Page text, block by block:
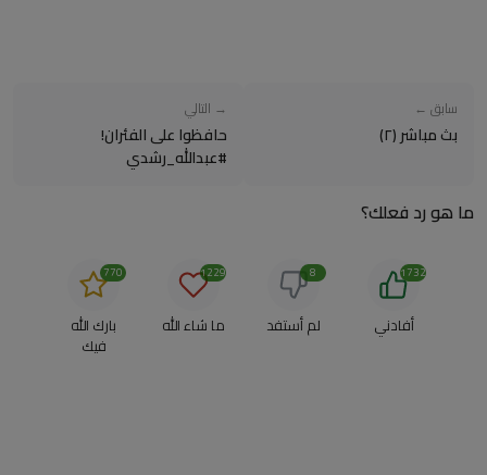
سابق ←
بث مباشر (٢)
→ التالي
حافظوا على الفئران!
#عبدالله_رشدي
ما هو رد فعلك؟
أفادني
1732
لم أستفد
8
ما شاء الله
1229
بارك الله
فيك
770